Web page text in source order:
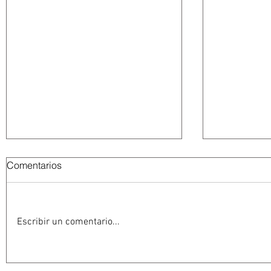
Comentarios
Escribir un comentario...